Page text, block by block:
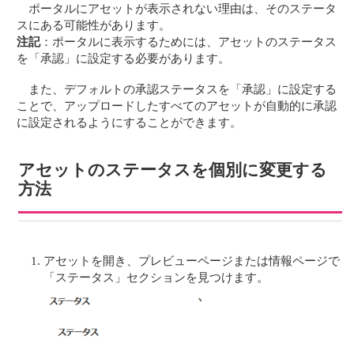
ポータルにアセットが表示されない理由は、そのステータ
スにある可能性があります。
注記：ポータルに表示するためには、アセットのステータス
を「承認」に設定する必要があります。
また、デフォルトの承認ステータスを「承認」に設定する
ことで、アップロードしたすべてのアセットが自動的に承認
に設定されるようにすることができます。
アセットのステータスを個別に変更する
方法
アセットを開き、プレビューページまたは情報ページで
「ステータス」セクションを見つけます。